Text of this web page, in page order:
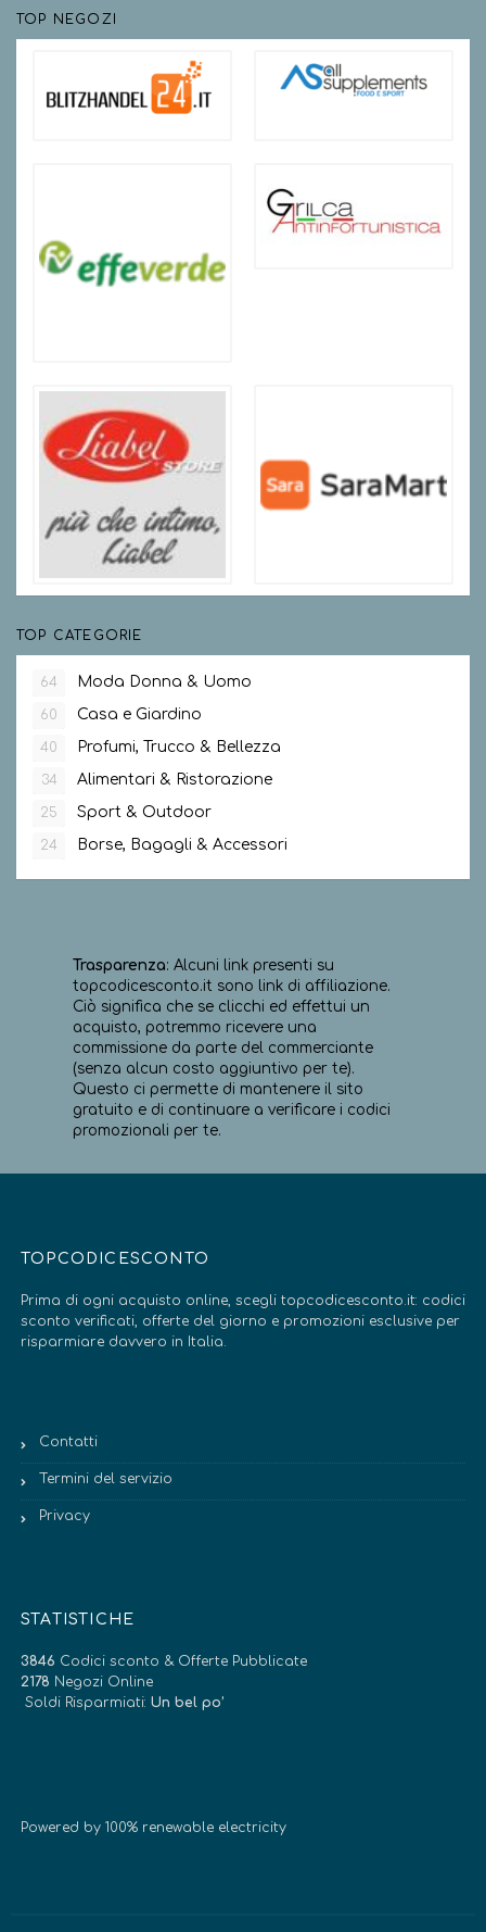
TOP NEGOZI
TOP CATEGORIE
64 Moda Donna & Uomo
60 Casa e Giardino
40 Profumi, Trucco & Bellezza
34 Alimentari & Ristorazione
25 Sport & Outdoor
24 Borse, Bagagli & Accessori
Trasparenza: Alcuni link presenti su
topcodicesconto.it sono link di affiliazione.
Ciò significa che se clicchi ed effettui un
acquisto, potremmo ricevere una
commissione da parte del commerciante
(senza alcun costo aggiuntivo per te).
Questo ci permette di mantenere il sito
gratuito e di continuare a verificare i codici
promozionali per te.
TOPCODICESCONTO
Prima di ogni acquisto online, scegli topcodicesconto.it: codici
sconto verificati, offerte del giorno e promozioni esclusive per
risparmiare davvero in Italia.
Contatti
Termini del servizio
Privacy
STATISTICHE
3846 Codici sconto & Offerte Pubblicate
2178 Negozi Online
Soldi Risparmiati: Un bel po’
Powered by 100% renewable electricity